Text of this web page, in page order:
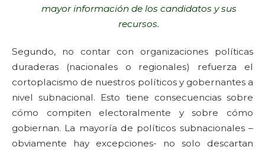
mayor información de los candidatos y sus
recursos.
Segundo, no contar con organizaciones políticas
duraderas (nacionales o regionales) refuerza el
cortoplacismo de nuestros políticos y gobernantes a
nivel subnacional. Esto tiene consecuencias sobre
cómo compiten electoralmente y sobre cómo
gobiernan. La mayoría de políticos subnacionales –
obviamente hay excepciones- no solo descartan